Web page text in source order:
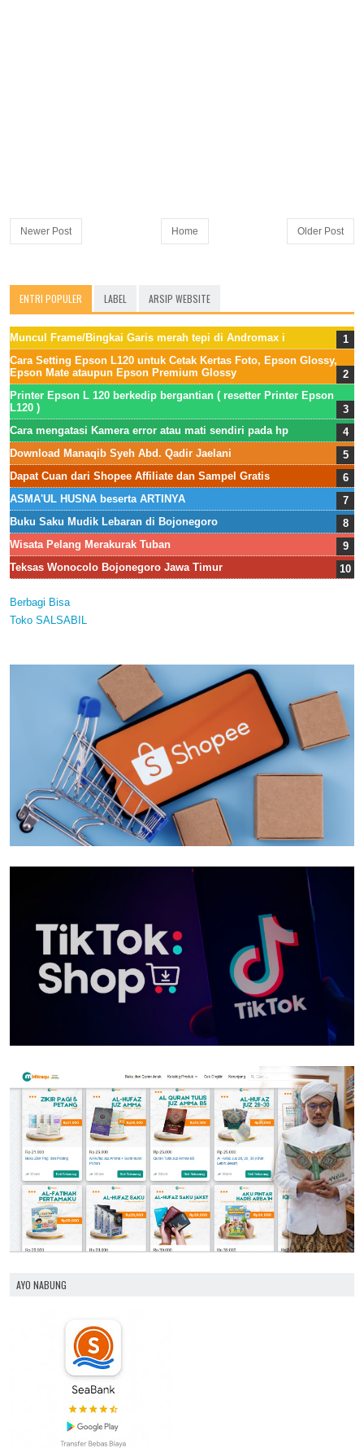
Newer Post Older Post
Home
ENTRI POPULER LABEL ARSIP WEBSITE
Muncul Frame/Bingkai Garis merah tepi di Andromax i
Cara Setting Epson L120 untuk Cetak Kertas Foto, Epson Glossy,
Epson Mate ataupun Epson Premium Glossy
Printer Epson L 120 berkedip bergantian ( resetter Printer Epson
L120 )
Cara mengatasi Kamera error atau mati sendiri pada hp
Download Manaqib Syeh Abd. Qadir Jaelani
Dapat Cuan dari Shopee Affiliate dan Sampel Gratis
ASMA'UL HUSNA beserta ARTINYA
Buku Saku Mudik Lebaran di Bojonegoro
Wisata Pelang Merakurak Tuban
Teksas Wonocolo Bojonegoro Jawa Timur
Berbagi Bisa
Toko SALSABIL
AYO NABUNG